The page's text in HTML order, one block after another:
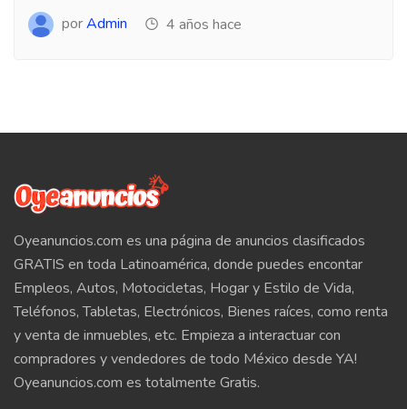
porAdmin 4 años hace
Oyeanuncios.com es una página de anuncios clasificados
GRATIS en toda Latinoamérica, donde puedes encontar
Empleos, Autos, Motocicletas, Hogar y Estilo de Vida,
Teléfonos, Tabletas, Electrónicos, Bienes raíces, como renta
y venta de inmuebles, etc. Empieza a interactuar con
compradores y vendedores de todo México desde YA!
Oyeanuncios.com es totalmente Gratis.